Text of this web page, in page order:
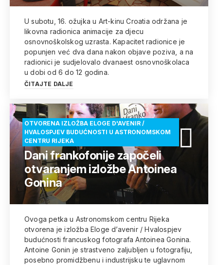
U subotu, 16. ožujka u Art-kinu Croatia održana je
likovna radionica animacije za djecu
osnovnoškolskog uzrasta. Kapacitet radionice je
popunjen već dva dana nakon objave poziva, a na
radionici je sudjelovalo dvanaest osnovnoškolaca
u dobi od 6 do 12 godina.
ČITAJTE DALJE
OTVORENA IZLOŽBA ELOGE D'AVENIR /
HVALOSPJEV BUDUĆNOSTI U ASTRONOMSKOM
CENTRU RIJEKA
Dani frankofonije započeli
otvaranjem izložbe Antoinea
Gonina
Ovoga petka u Astronomskom centru Rijeka
otvorena je izložba Eloge d’avenir / Hvalospjev
budućnosti francuskog fotografa Antoinea Gonina.
Antoine Gonin je strastveno zaljubljen u fotografiju,
posebno promidžbenu i industrijsku te uglavnom